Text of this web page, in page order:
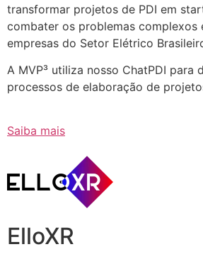
transformar projetos de PDI em
combater os problemas complexos
empresas do Setor Elétrico
A MVP³ utiliza nosso ChatPDI para
processos de elaboração de
Saiba mais
ElloXR